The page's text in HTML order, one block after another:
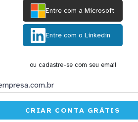
Entre com a Microsoft
Entre com o Linkedin
ou cadastre-se com seu email